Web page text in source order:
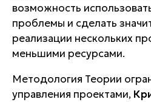
возможность
проблемы и сделать
реализации нескольких
меньшими ресурсами.
Методология Теории
управления проектами,